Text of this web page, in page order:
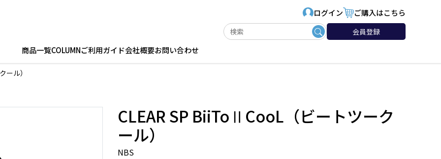
ログイン ご購入はこちら
会員登録
商品一覧COLUMNご利用ガイド会社概要お問い合わせ
ル）
CLEAR SP BiiToⅡCooL（ビートツーク
ール）
NBS